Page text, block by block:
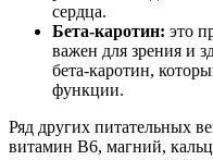
сердца.
Бета-каротин: это
важен для зрения и
бета-каротин,
функции.
Ряд других питательных
витамин В6, магний,